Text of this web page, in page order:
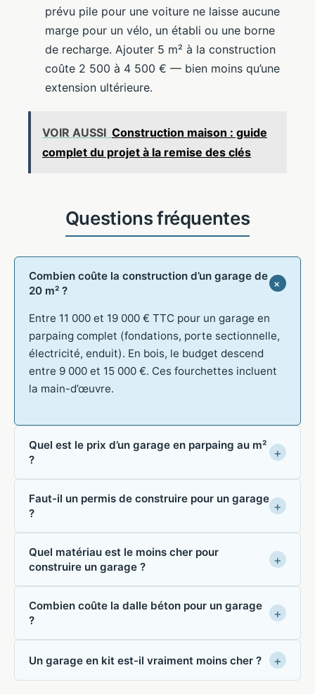
prévu pile pour une voiture ne laisse aucune
marge pour un vélo, un établi ou une borne
de recharge. Ajouter 5 m² à la construction
coûte 2 500 à 4 500 € — bien moins qu’une
extension ultérieure.
VOIR AUSSI Construction maison : guide
complet du projet à la remise des clés
Combien coûte la construction d’un garage de
20 m² ?
Entre 11 000 et 19 000 € TTC pour un garage en
parpaing complet (fondations, porte sectionnelle,
électricité, enduit). En bois, le budget descend
entre 9 000 et 15 000 €. Ces fourchettes incluent
la main-d’œuvre.
Quel est le prix d’un garage en parpaing au m²
?
Faut-il un permis de construire pour un garage
?
Quel matériau est le moins cher pour
construire un garage ?
Combien coûte la dalle béton pour un garage
?
Un garage en kit est-il vraiment moins cher ?